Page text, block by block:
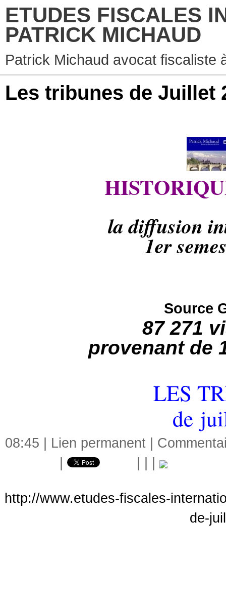
ETUDES FISCALES
PATRICK MICHAUD
Patrick Michaud avocat fiscaliste
Les tribunes de Juillet
la diffusion
1er
Source
87 271
provenant de
LES
de
08:45 | Lien permanent
http://www.etudes-fiscales-
de-